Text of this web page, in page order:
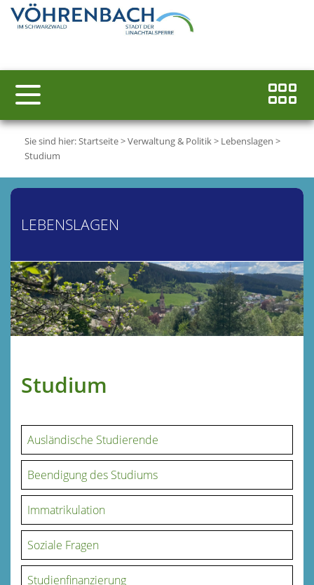
Sie sind hier:Startseite>Verwaltung & Politik> Lebenslagen >
Studium
LEBENSLAGEN
Studium
Ausländische Studierende
Beendigung des Studiums
Immatrikulation
Soziale Fragen
Studienfinanzierung